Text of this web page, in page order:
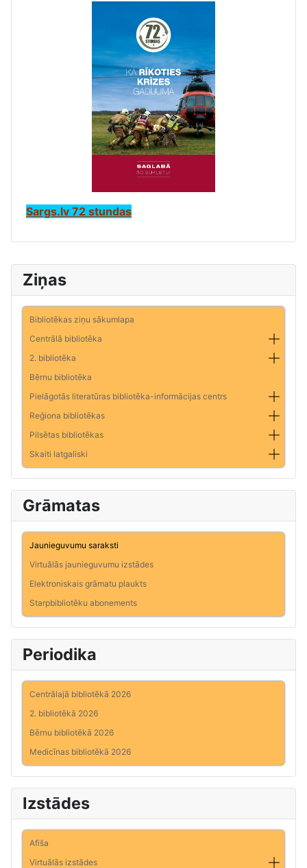
Ziņas
Bibliotēkas ziņu sākumlapa
Centrālā bibliotēka
2. bibliotēka
Bērnu bibliotēka
Pielāgotās literatūras bibliotēka-informācijas centrs
Reģiona bibliotēkas
Pilsētas bibliotēkas
Skaiti latgaliski
Grāmatas
Jaunieguvumu saraksti
Virtuālās jaunieguvumu izstādes
Elektroniskais grāmatu plaukts
Starpbibliotēku abonements
Periodika
Centrālajā bibliotēkā 2026
2. bibliotēkā 2026
Bērnu bibliotēkā 2026
Medicīnas bibliotēkā 2026
Izstādes
Afiša
Virtuālās izstādes
Sargs.lv 72 stundas